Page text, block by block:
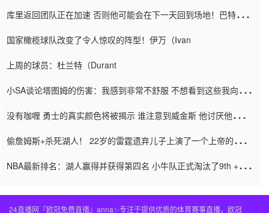
库里返回团队正在加速 否则他可能会在下一天回到场地！巴特勒迈
国家橄榄球队改变了令人惊叹的阵型！伊万（Ivan
上周的球员：杜兰特（Durant
小SA谈论塔图姆的伤害：我感到非常不舒服 不想看到这些我向他
没有咖喱 勇士的真实颜色将被揭示 谁注意到威金斯 他讨厌他的老
偷詹姆斯+杀死湖人！ 22岁的雷霆遗弃儿子上演了一个上帝的剧
NBA最新排名：湖人赢得并获得第四名 小牛队正式淘汰了9th + 76
24直播网『欧冠免费直播』anna✨专注于提供优质的体育赛事直播，欧冠